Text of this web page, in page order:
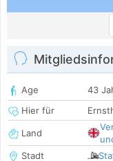
Age
43
Hier für
Land
Stadt